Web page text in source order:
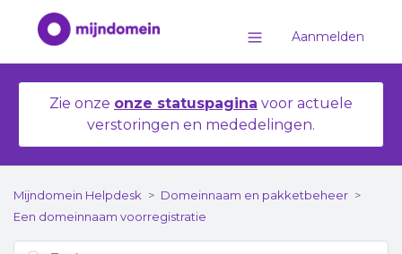
Aanmelden
Zie onze onze statuspagina voor actuele
verstoringen en mededelingen.
Mijndomein Helpdesk
Domeinnaam en pakketbeheer
Een domeinnaam voorregistratie